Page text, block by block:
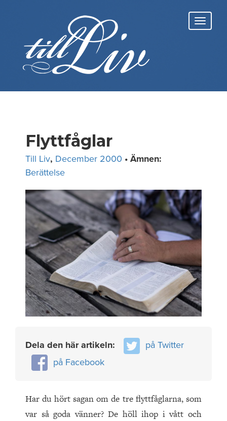
Flyttfåglar
Till Liv, December 2000 • Ämnen:
Berättelse
Dela den här artikeln:
på Twitter
på Facebook
Har du hört sagan om de tre flyttfåglarna, som
var så goda vänner? De höll ihop i vått och